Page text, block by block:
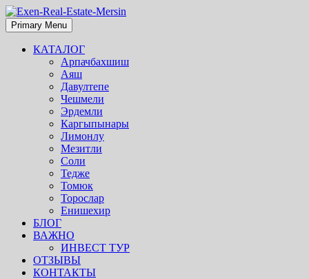
Skip
to
content
Primary Menu
КАТАЛОГ
Арпачбахшиш
Аяш
Давултепе
Чешмели
Эрдемли
Каргыпынары
Лимонлу
Мезитли
Соли
Тедже
Томюк
Торослар
Енишехир
БЛОГ
ВАЖНО
ИНВЕСТ ТУР
ОТЗЫВЫ
КОНТАКТЫ